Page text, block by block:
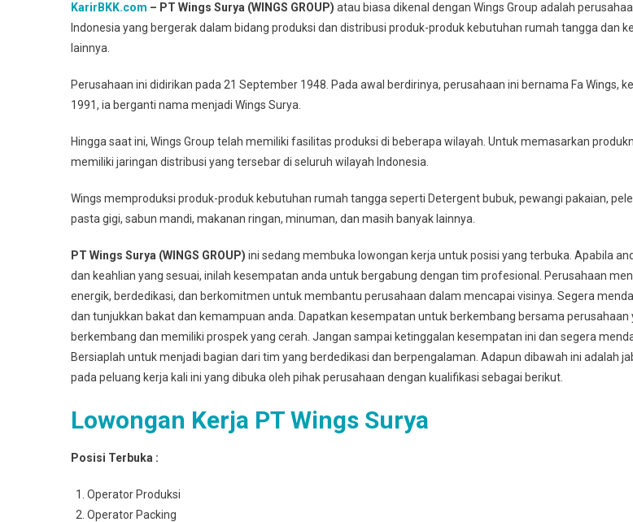
KarirBKK.com – PT Wings Surya (WINGS GROUP) atau biasa dikenal dengan Wings Group adalah
Indonesia yang bergerak dalam bidang produksi dan distribusi produk-produk kebutuhan rumah tangga dan
lainnya.
Perusahaan ini didirikan pada 21 September 1948. Pada awal berdirinya, perusahaan ini bernama Fa Wings,
1991, ia berganti nama menjadi Wings Surya.
Hingga saat ini, Wings Group telah memiliki fasilitas produksi di beberapa wilayah. Untuk memasarkan
memiliki jaringan distribusi yang tersebar di seluruh wilayah Indonesia.
Wings memproduksi produk-produk kebutuhan rumah tangga seperti Detergent bubuk, pewangi pakaian,
pasta gigi, sabun mandi, makanan ringan, minuman, dan masih banyak lainnya.
PT Wings Surya (WINGS GROUP) ini sedang membuka lowongan kerja untuk posisi yang terbuka. Apabila
dan keahlian yang sesuai, inilah kesempatan anda untuk bergabung dengan tim profesional. Perusahaan
energik, berdedikasi, dan berkomitmen untuk membantu perusahaan dalam mencapai visinya. Segera
dan tunjukkan bakat dan kemampuan anda. Dapatkan kesempatan untuk berkembang bersama perusahaan
berkembang dan memiliki prospek yang cerah. Jangan sampai ketinggalan kesempatan ini dan segera
Bersiaplah untuk menjadi bagian dari tim yang berdedikasi dan berpengalaman. Adapun dibawah ini adalah
pada peluang kerja kali ini yang dibuka oleh pihak perusahaan dengan kualifikasi sebagai berikut.
Lowongan Kerja PT Wings Surya
Posisi Terbuka :
Operator Produksi
Operator Packing